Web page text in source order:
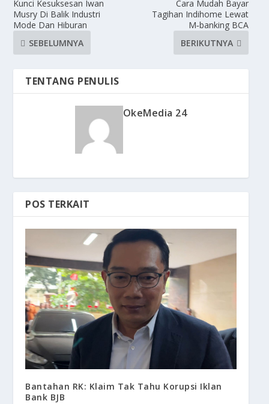
Kunci Kesuksesan Iwan
Musry Di Balik Industri
Mode Dan Hiburan
SEBELUMNYA
Cara Mudah Bayar
Tagihan Indihome Lewat
M‑banking BCA
BERIKUTNYA
TENTANG PENULIS
OkeMedia 24
POS TERKAIT
Bantahan RK: Klaim Tak Tahu Korupsi Iklan
Bank BJB